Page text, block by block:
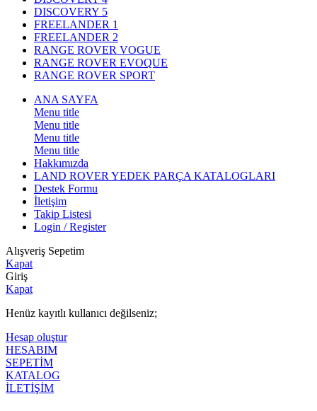
DISCOVERY 5
FREELANDER 1
FREELANDER 2
RANGE ROVER VOGUE
RANGE ROVER EVOQUE
RANGE ROVER SPORT
ANA SAYFA
Menu title
Menu title
Menu title
Menu title
Hakkımızda
LAND ROVER YEDEK PARÇA KATALOGLARI
Destek Formu
İletişim
Takip Listesi
Login / Register
Alışveriş Sepetim
Kapat
Giriş
Kapat
Henüz kayıtlı kullanıcı değilseniz;
Hesap oluştur
HESABIM
SEPETİM
KATALOG
İLETİŞİM